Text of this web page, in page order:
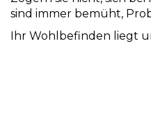
sind immer bemüht,
Ihr Wohlbefinden liegt